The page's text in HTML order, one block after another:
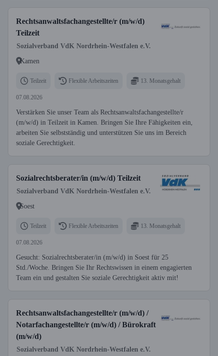
Rechtsanwaltsfachangestellte/r (m/w/d)
Teilzeit
Sozialverband VdK Nordrhein-Westfalen e.V.
Kamen
Teilzeit Flexible Arbeitszeiten 13. Monatsgehalt
07.08.2026
Verstärken Sie unser Team als Rechtsanwaltsfachangestellte/r
(m/w/d) in Teilzeit in Kamen. Bringen Sie Ihre Fähigkeiten ein,
arbeiten Sie selbstständig und unterstützen Sie uns im Bereich
soziale Gerechtigkeit.
Sozialrechtsberater/in (m/w/d) Teilzeit
Sozialverband VdK Nordrhein-Westfalen e.V.
Soest
Teilzeit Flexible Arbeitszeiten 13. Monatsgehalt
07.08.2026
Gesucht: Sozialrechtsberater/in (m/w/d) in Soest für 25
Std./Woche. Bringen Sie Ihr Rechtswissen in einem engagierten
Team ein und gestalten Sie soziale Gerechtigkeit aktiv mit!
Rechtsanwaltsfachangestellte/r (m/w/d) /
Notarfachangestellte/r (m/w/d) / Bürokraft
(m/w/d)
Sozialverband VdK Nordrhein-Westfalen e.V.